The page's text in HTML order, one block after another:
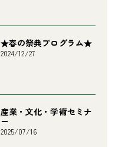
★春の祭典プログラム★
2024/12/27
産業・文化・学術セミナ
ー
2025/07/16